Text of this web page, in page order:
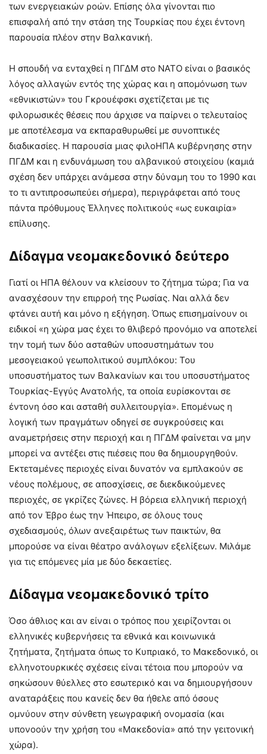
των ενεργειακών ροών. Επίσης όλα γίνονται πιο
επισφαλή από την στάση της Τουρκίας που έχει έντονη
παρουσία πλέον στην Βαλκανική.
Η σπουδή να ενταχθεί η ΠΓΔΜ στο ΝΑΤΟ είναι ο βασικός
λόγος αλλαγών εντός της χώρας και η απομόνωση των
«εθνικιστών» του Γκρουέφσκι σχετίζεται με τις
φιλορωσικές θέσεις που άρχισε να παίρνει ο τελευταίος
με αποτέλεσμα να εκπαραθυρωθεί με συνοπτικές
διαδικασίες. Η παρουσία μιας φιλοΗΠΑ κυβέρνησης στην
ΠΓΔΜ και η ενδυνάμωση του αλβανικού στοιχείου (καμιά
σχέση δεν υπάρχει ανάμεσα στην δύναμη του το 1990 και
το τι αντιπροσωπεύει σήμερα), περιγράφεται από τους
πάντα πρόθυμους Έλληνες πολιτικούς «ως ευκαιρία»
επίλυσης.
Δίδαγμα νεομακεδονικό δεύτερο
Γιατί οι ΗΠΑ θέλουν να κλείσουν το ζήτημα τώρα; Για να
ανασχέσουν την επιρροή της Ρωσίας. Ναι αλλά δεν
φτάνει αυτή και μόνο η εξήγηση. Όπως επισημαίνουν οι
ειδικοί «η χώρα μας έχει το θλιβερό προνόμιο να αποτελεί
την τομή των δύο ασταθών υποσυστημάτων του
μεσογειακού γεωπολιτικού συμπλόκου: Του
υποσυστήματος των Βαλκανίων και του υποσυστήματος
Τουρκίας-Εγγύς Ανατολής, τα οποία ευρίσκονται σε
έντονη όσο και ασταθή συλλειτουργία». Επομένως η
λογική των πραγμάτων οδηγεί σε συγκρούσεις και
αναμετρήσεις στην περιοχή και η ΠΓΔΜ φαίνεται να μην
μπορεί να αντέξει στις πιέσεις που θα δημιουργηθούν.
Εκτεταμένες περιοχές είναι δυνατόν να εμπλακούν σε
νέους πολέμους, σε αποσχίσεις, σε διεκδικούμενες
περιοχές, σε γκρίζες ζώνες. Η βόρεια ελληνική περιοχή
από τον Έβρο έως την Ήπειρο, σε όλους τους
σχεδιασμούς, όλων ανεξαιρέτως των παικτών, θα
μπορούσε να είναι θέατρο ανάλογων εξελίξεων. Μιλάμε
για τις επόμενες μία με δύο δεκαετίες.
Δίδαγμα νεομακεδονικό τρίτο
Όσο άθλιος και αν είναι ο τρόπος που χειρίζονται οι
ελληνικές κυβερνήσεις τα εθνικά και κοινωνικά
ζητήματα, ζητήματα όπως το Κυπριακό, το Μακεδονικό, οι
ελληνοτουρκικές σχέσεις είναι τέτοια που μπορούν να
σηκώσουν θύελλες στο εσωτερικό και να δημιουργήσουν
αναταράξεις που κανείς δεν θα ήθελε από όσους
ομνύουν στην σύνθετη γεωγραφική ονομασία (και
υπονοούν την χρήση του «Μακεδονία» από την γειτονική
χώρα).